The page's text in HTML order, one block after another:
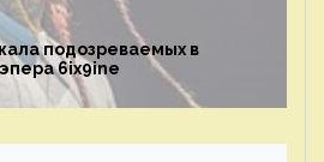
подозреваемых в
6ix9ine